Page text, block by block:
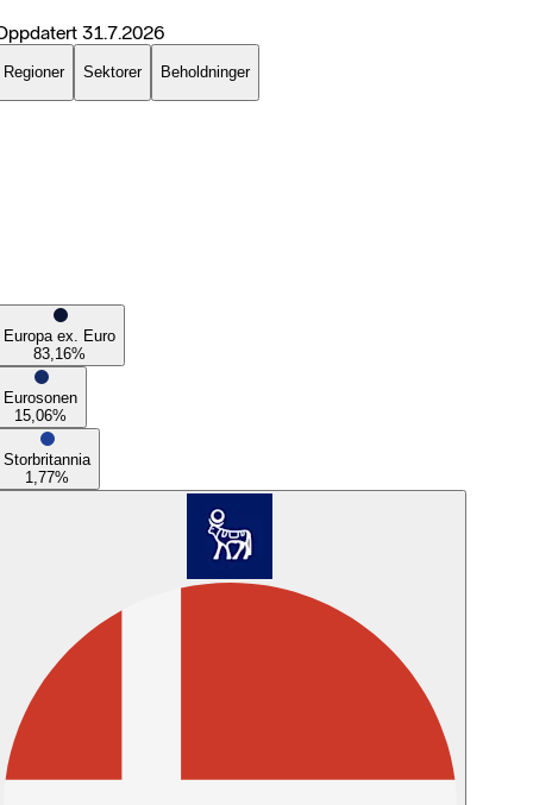
31.7.2026
Regioner Sektorer Beholdninger
Europa ex. Euro
83,16%
Eurosonen
15,06%
Storbritannia
1,77%